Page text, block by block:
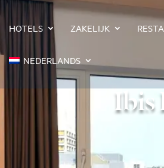
HOTELS ZAKELIJK
NEDERLANDS
Ibis